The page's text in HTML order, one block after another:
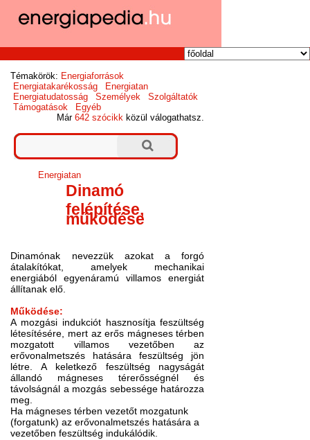
Témakörök: Energiaforrások
Energiatakarékosság
Energiatan
Energiatudatosság
Személyek
Szolgáltatók
Támogatások
Egyéb
Már642 szócikk közül válogathatsz.
Energiatan
Dinamó
felépítése,
működése
Dinamónak nevezzük azokat a forgó
átalakítókat, amelyek mechanikai
energiából egyenáramú villamos energiát
állítanak elő.
Működése:
A mozgási indukciót hasznosítja feszültség
létesítésére, mert az erős mágneses térben
mozgatott villamos vezetőben az
erővonalmetszés hatására feszültség jön
létre. A keletkező feszültség nagyságát
állandó mágneses térerősségnél és
távolságnál a mozgás sebessége határozza
meg.
Ha mágneses térben vezetőt mozgatunk
(forgatunk) az erővonalmetszés hatására a
vezetőben feszültség indukálódik.